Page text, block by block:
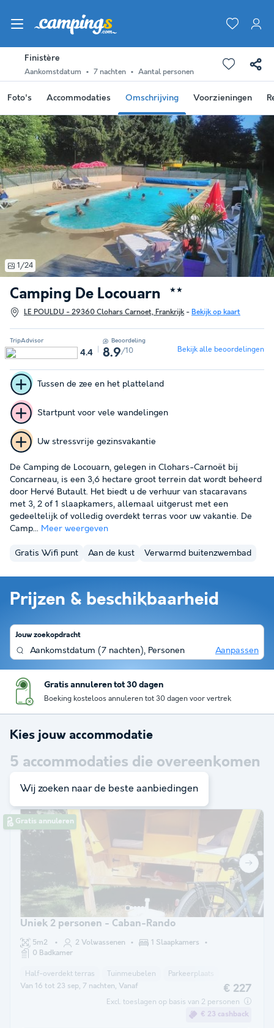
Finistère
Aankomstdatum 7 nachten Aantal personen
Foto's Accommodaties Omschrijving Voorzieningen
Camping De Locouarn ★★
LE POULDU - 29360 Clohars Carnoet, Frankrijk- Bekijk op kaart
1/24
TripAdvisor
4.4
Beoordeling
8.9/10 Bekijk alle beoordelingen
Tussen de zee en het platteland
Startpunt voor vele wandelingen
Uw stressvrije gezinsvakantie
De Camping de Locouarn, gelegen in Clohars-Carnoët bij
Concarneau, is een 3,6 hectare groot terrein dat wordt beheerd
door Hervé Butault. Het biedt u de verhuur van stacaravans
met 3, 2 of 1 slaapkamers, allemaal uitgerust met een
gedeeltelijk of volledig overdekt terras voor uw vakantie. De
Camp... Meer weergeven
Gratis Wifi punt Aan de kust Verwarmd buitenzwembad
Prijzen & beschikbaarheid
Jouw zoekopdracht
Aankomstdatum (7 nachten), Personen Aanpassen
Gratis annuleren tot 30 dagen
Boeking kosteloos annuleren tot 30 dagen voor vertrek
Kies jouw accommodatie
5 accommodaties die overeenkomen
met je zoekopdracht
Gratis annuleren
Uniek 2 personen - Caban-Rando
5m2 2 Volwassenen
1 Slaapkamers
0 Badkamer
Half-overdekt terras Tuinmeubelen Parkeerplaats
Van 16 tot 23 sep, 7 nachten, Vanaf € 227
Excl. toeslagen op basis van 2 personen
€ 23 cashback
Wij zoeken naar de beste aanbiedingen